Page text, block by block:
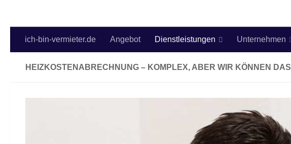
ich-bin-vermieter.de Angebot Dienstleistungen Unternehmen
HEIZKOSTENABRECHNUNG – KOMPLEX, ABER WIR KÖNNEN DAS